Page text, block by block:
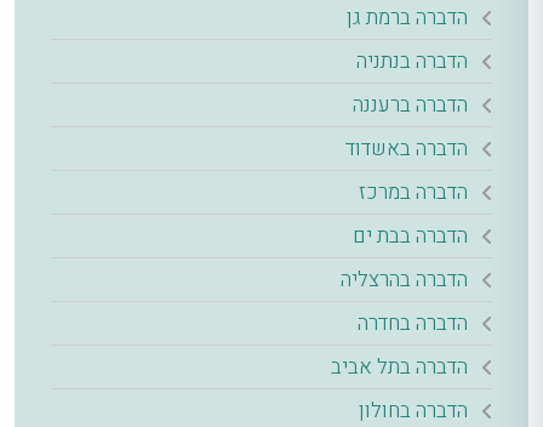
הדברה ברמת גן
הדברה בנתניה
הדברה ברעננה
הדברה באשדוד
הדברה במרכז
הדברה בבת ים
הדברה בהרצליה
הדברה בחדרה
הדברה בתל אביב
הדברה בחולון